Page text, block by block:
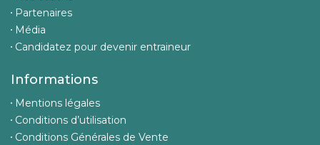
Partenaires
Média
Candidatez pour devenir entraineur
Informations
Mentions légales
Conditions d’utilisation
Conditions Générales de Vente